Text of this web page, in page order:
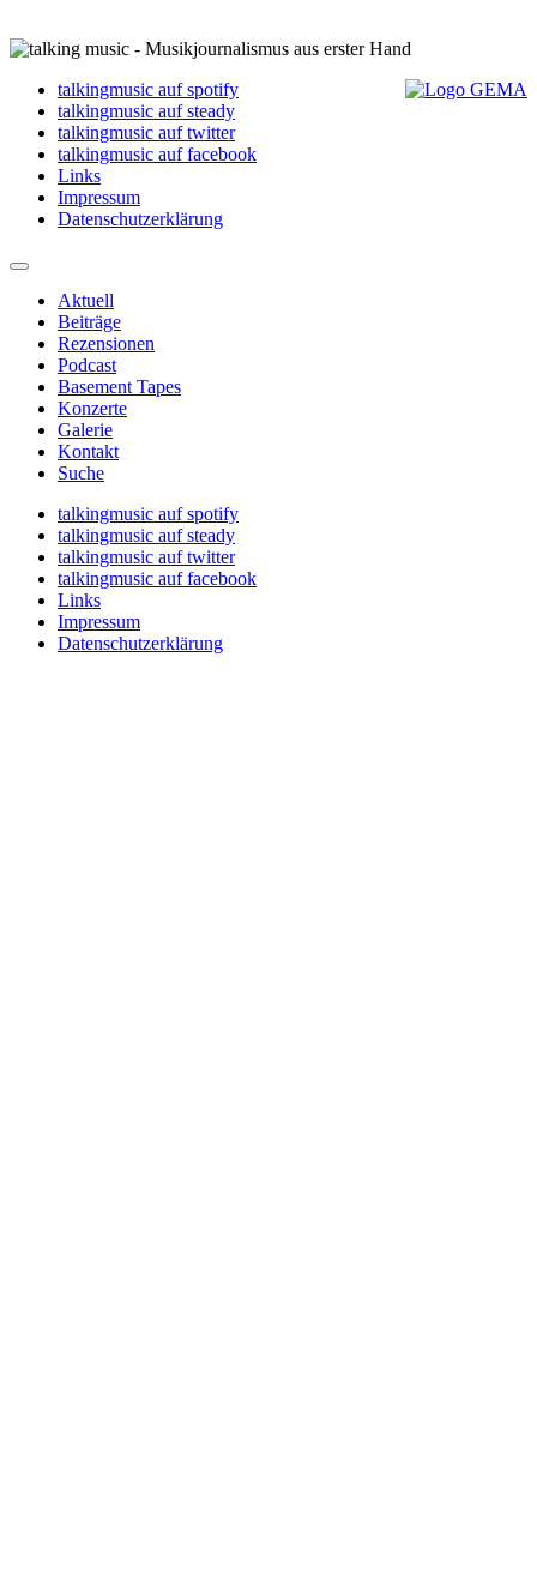
talkingmusic auf spotify
talkingmusic auf steady
talkingmusic auf twitter
talkingmusic auf facebook
Links
Impressum
Datenschutzerklärung
Aktuell
Beiträge
Rezensionen
Podcast
Basement Tapes
Konzerte
Galerie
Kontakt
Suche
talkingmusic auf spotify
talkingmusic auf steady
talkingmusic auf twitter
talkingmusic auf facebook
Links
Impressum
Datenschutzerklärung